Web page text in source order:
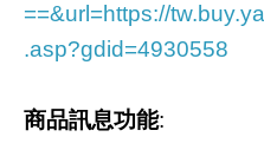
==&url=https://
.asp?gdid=4930558
商品訊息功能: